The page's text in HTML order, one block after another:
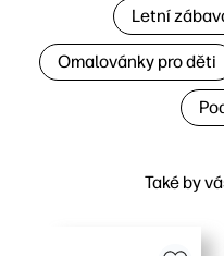
Také by
Letní
Omalovánky pro děti